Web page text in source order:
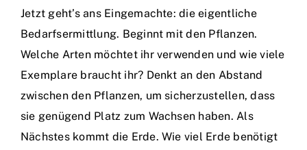
Jetzt geht’s ans Eingemachte: die eigentliche
Bedarfsermittlung. Beginnt mit den Pflanzen.
Welche Arten möchtet ihr verwenden und wie viele
Exemplare braucht ihr? Denkt an den Abstand
zwischen den Pflanzen, um sicherzustellen, dass
sie genügend Platz zum Wachsen haben. Als
Nächstes kommt die Erde. Wie viel Erde benötigt